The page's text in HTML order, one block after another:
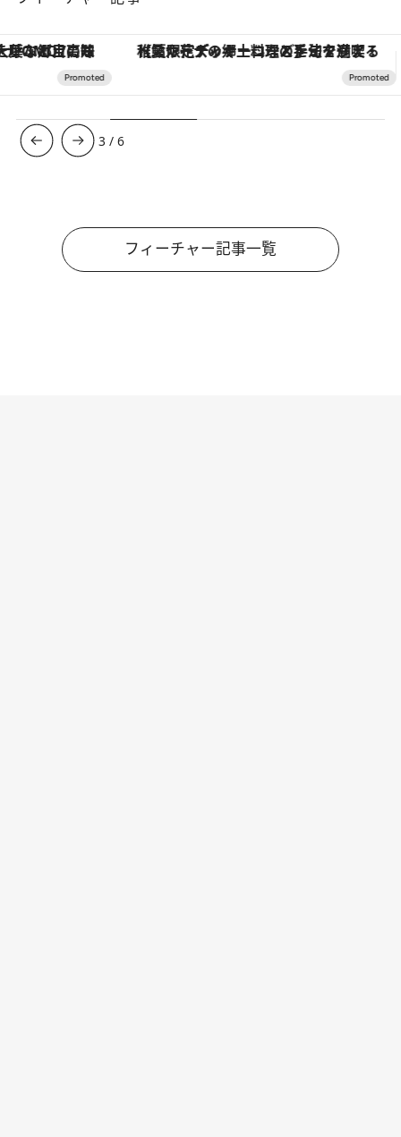
【夏限定ディナーコース】旬を迎える稚鮎や花ズッキーニなどをイタリア・トスカーナの郷土料理の手法で満喫！ ヴァシュロン・コンスタンタ
3 /6
フィーチャー記事一覧